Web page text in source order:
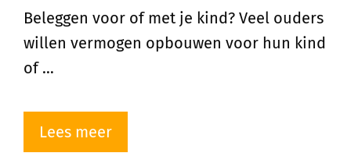
Beleggen voor of met je kind? Veel ouders
willen vermogen opbouwen voor hun kind
of …
Lees meer